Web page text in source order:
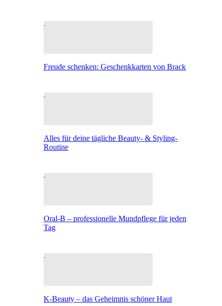
Freude schenken: Geschenkkarten von Brack
Alles für deine tägliche Beauty- & Styling-
Routine
Oral-B – professionelle Mundpflege für jeden
Tag
K-Beauty – das Geheimnis schöner Haut